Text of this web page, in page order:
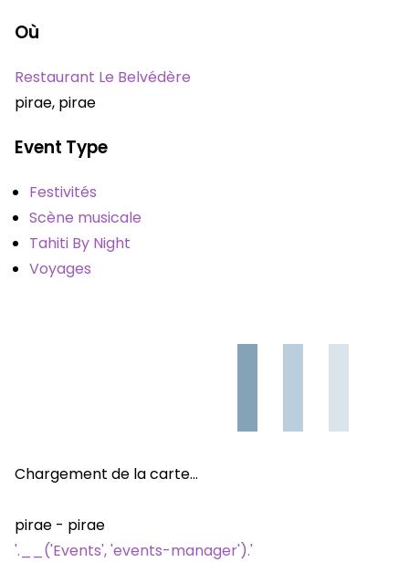
Où
Restaurant Le Belvédère
pirae, pirae
Event Type
Festivités
Scène musicale
Tahiti By Night
Voyages
Chargement de la carte…
pirae - pirae
'.__('Events', 'events-manager').'